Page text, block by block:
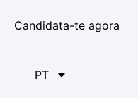
Candidata-te agora
PT